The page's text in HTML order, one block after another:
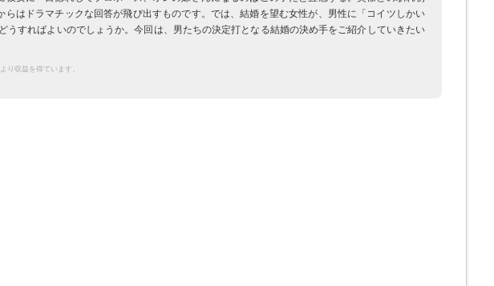
らはドラマチックな回答が飛び出すものです。では、結婚を望む女性が、男性に「コイツしかい
うすればよいのでしょうか。今回は、男たちの決定打となる結婚の決め手をご紹介していきたい
り収益を得ています。